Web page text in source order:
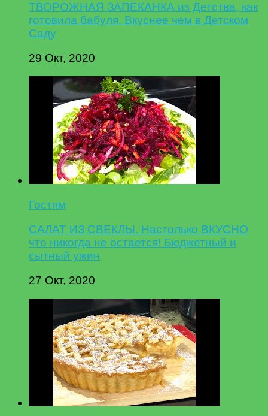
ТВОРОЖНАЯ ЗАПЕКАНКА из Детства, как
готовила бабуля. Вкуснее чем в Детском
Саду
29 Окт, 2020
Гостям
САЛАТ ИЗ СВЕКЛЫ. Настолько ВКУСНО
что никогда не остается! Бюджетный и
сытный ужин
27 Окт, 2020